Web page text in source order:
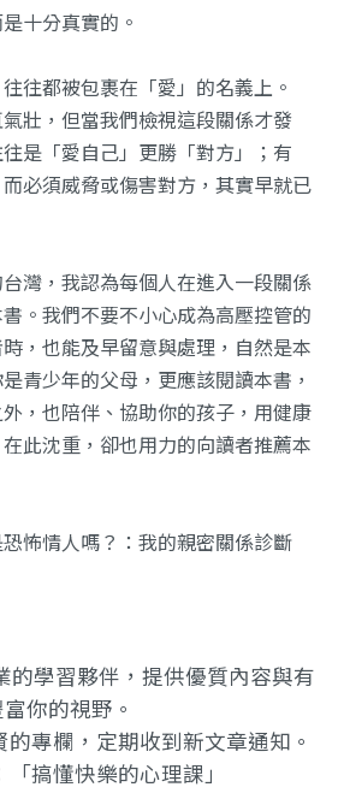
十分真實的。
往都被包裹在「愛」的名義上。
氣壯，但當我們檢視這段關係才發
是「愛自己」更勝「對方」；有
必須威脅或傷害對方，其實早就已
灣，我認為每個人在進入一段關係
。我們不要不小心成為高壓控管的
，也能及早留意與處理，自然是本
青少年的父母，更應該閱讀本書，
，也陪伴、協助你的孩子，用健康
此沈重，卻也用力的向讀者推薦本
怖情人嗎？：我的親密關係診斷
的學習夥伴，提供優質內容與有
你的視野。
的專欄 ，定期收到新文章通知。
「搞懂快樂的心理課」